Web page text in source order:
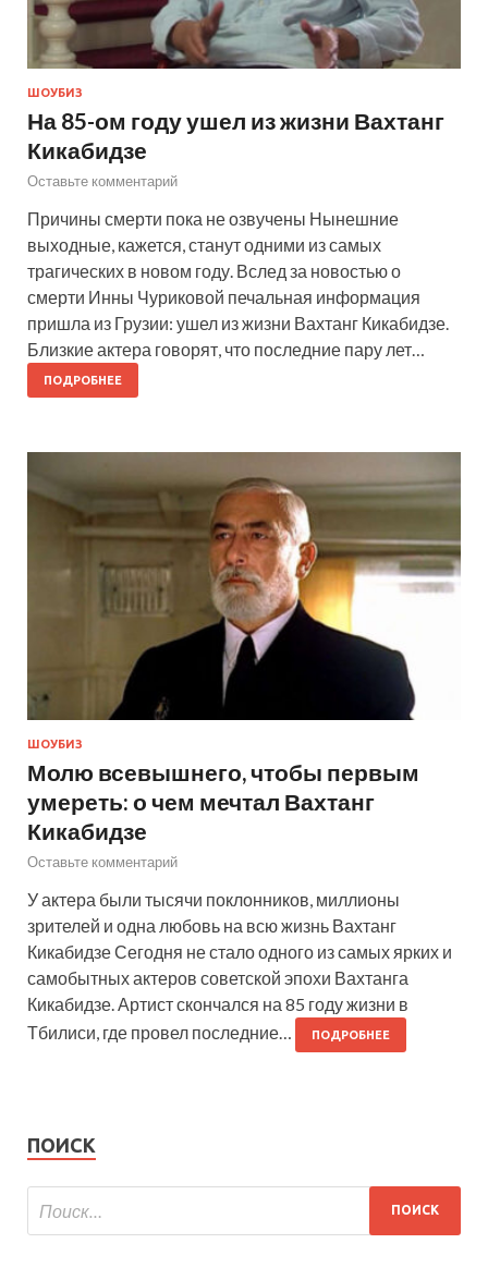
ШОУБИЗ
На 85-ом году ушел из жизни Вахтанг
Кикабидзе
Оставьте комментарий
Причины смерти пока не озвучены Нынешние
выходные, кажется, станут одними из самых
трагических в новом году. Вслед за новостью о
смерти Инны Чуриковой печальная информация
пришла из Грузии: ушел из жизни Вахтанг Кикабидзе.
Близкие актера говорят, что последние пару лет…
ПОДРОБНЕЕ
ШОУБИЗ
Молю всевышнего, чтобы первым
умереть: о чем мечтал Вахтанг
Кикабидзе
Оставьте комментарий
У актера были тысячи поклонников, миллионы
зрителей и одна любовь на всю жизнь Вахтанг
Кикабидзе Сегодня не стало одного из самых ярких и
самобытных актеров советской эпохи Вахтанга
Кикабидзе. Артист скончался на 85 году жизни в
Тбилиси, где провел последние…
ПОДРОБНЕЕ
ПОИСК